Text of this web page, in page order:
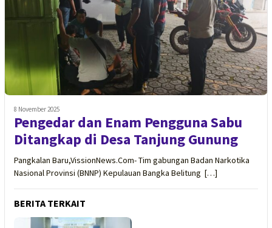
8 November 2025
Pengedar dan Enam Pengguna Sabu
Ditangkap di Desa Tanjung Gunung
Pangkalan Baru,VissionNews.Com- Tim gabungan Badan Narkotika
Nasional Provinsi (BNNP) Kepulauan Bangka Belitung […]
BERITA TERKAIT